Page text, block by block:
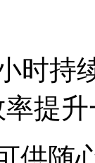
时持
提